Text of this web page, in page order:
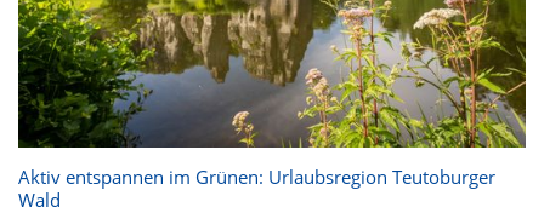
Aktiv entspannen im Grünen: Urlaubsregion Teutoburger
Wald